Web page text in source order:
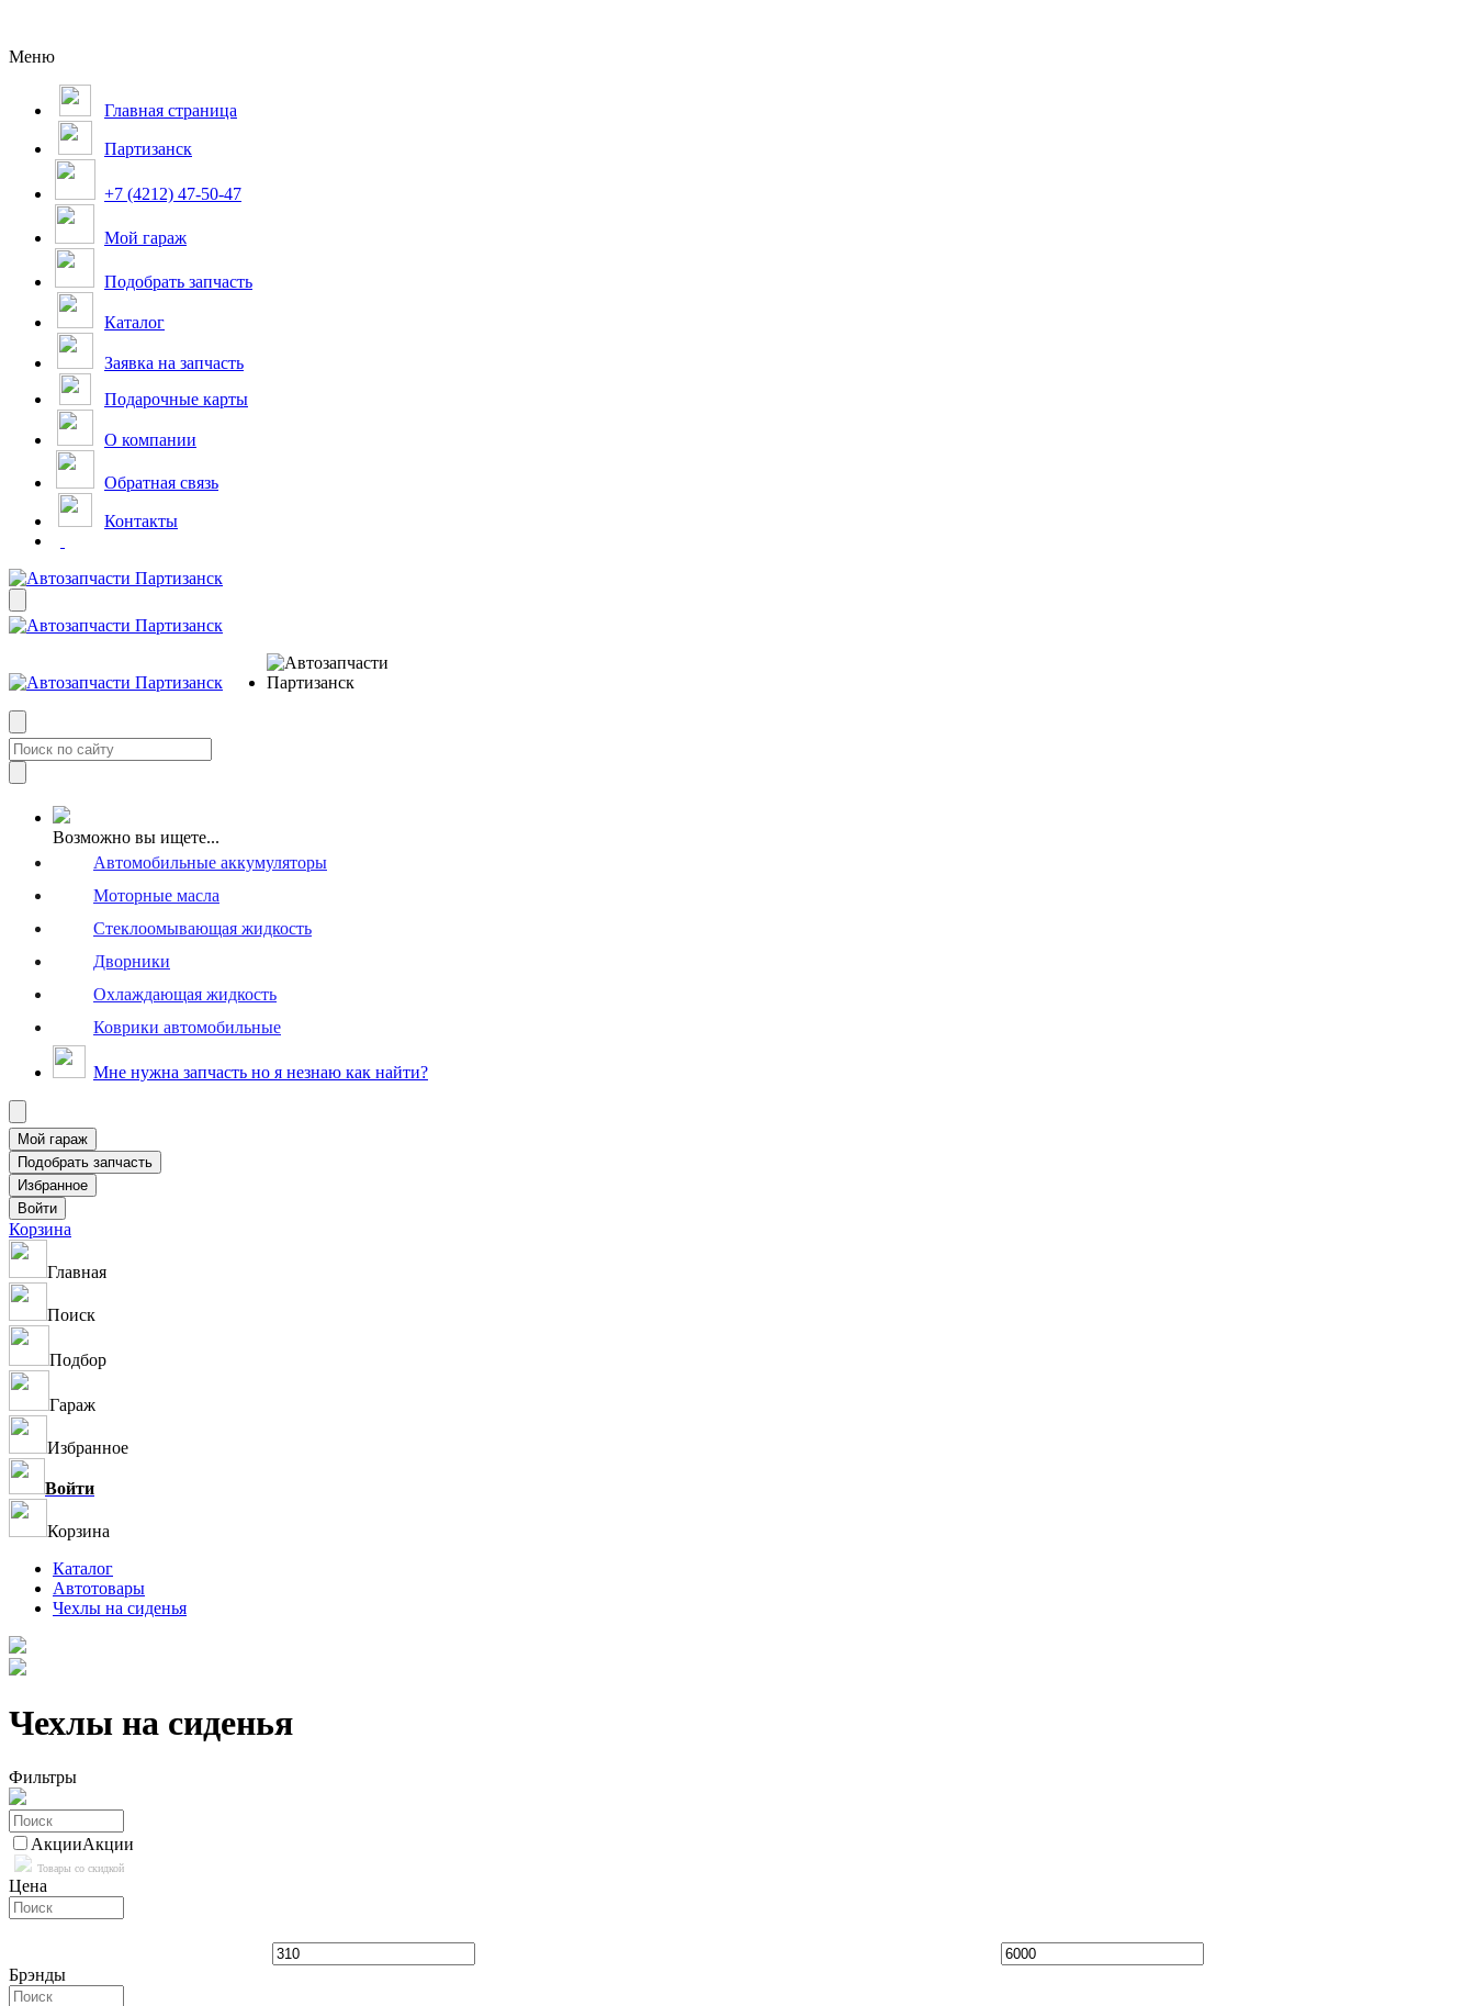
Меню
Главная страница
Партизанск
+7 (4212) 47-50-47
Мой гараж
Подобрать запчасть
Каталог
Заявка на запчасть
Подарочные карты
О компании
Обратная связь
Контакты
Возможно вы ищете...
Автомобильные аккумуляторы
Моторные масла
Стеклоомывающая жидкость
Дворники
Охлаждающая жидкость
Коврики автомобильные
Мне нужна запчасть но я незнаю как найти?
Корзина
Главная
Поиск
Подбор
Гараж
Избранное
Войти
Корзина
Каталог
Автотовары
Чехлы на сиденья
Чехлы на сиденья
Фильтры
АкцииАкции
Товары со скидкой
Цена
Брэнды